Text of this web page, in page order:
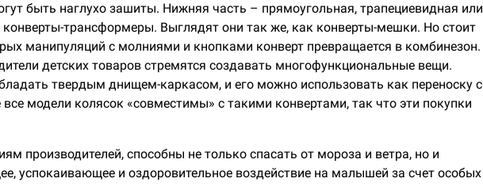
быть наглухо зашиты. Нижняя часть – прямоугольная, трапециевидная или
трансформеры. Выглядят они так же, как конверты-мешки. Но стоит
манипуляций с молниями и кнопками конверт превращается в комбинезон.
детских товаров стремятся создавать многофункциональные вещи.
твердым днищем-каркасом, и его можно использовать как переноску с
модели колясок «совместимы» с такими конвертами, так что эти покупки
производителей, способны не только спасать от мороза и ветра, но и
успокаивающее и оздоровительное воздействие на малышей за счет особых